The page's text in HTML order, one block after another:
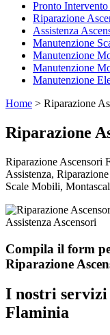
Pronto
Riparazione
Assistenza
Manutenzione
Manutenzione
Manutenzione
Manutenzione
Home > Riparazione
Riparazione
Riparazione Ascensori
Assistenza,
Scale Mobili,
Compila il form
Riparazione
I nostri servizi
Flaminia